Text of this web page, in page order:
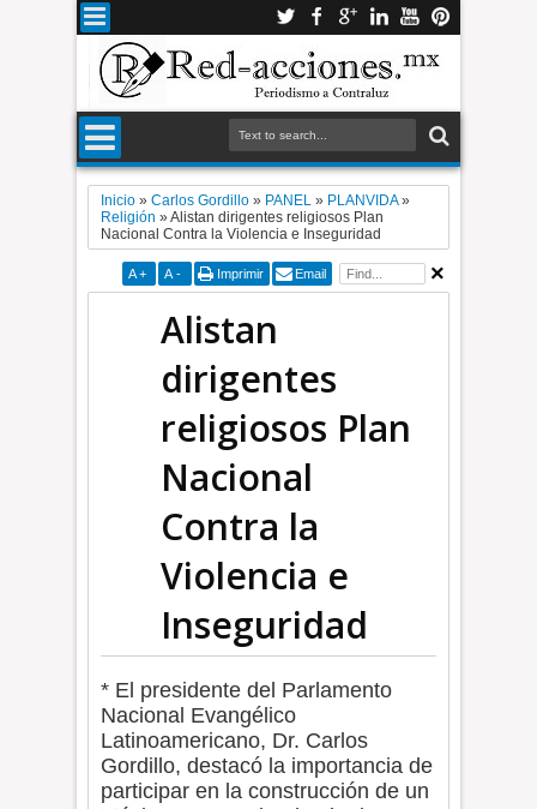
Inicio »Carlos Gordillo » PANEL » PLANVIDA»
Religión »Alistan dirigentes religiosos Plan
Nacional Contra la Violencia e Inseguridad
A + A - Imprimir Email
Alistan
dirigentes
religiosos Plan
Nacional
Contra la
Violencia e
Inseguridad
* El presidente del Parlamento
Nacional Evangélico
Latinoamericano, Dr. Carlos
Gordillo, destacó la importancia de
participar en la construcción de un